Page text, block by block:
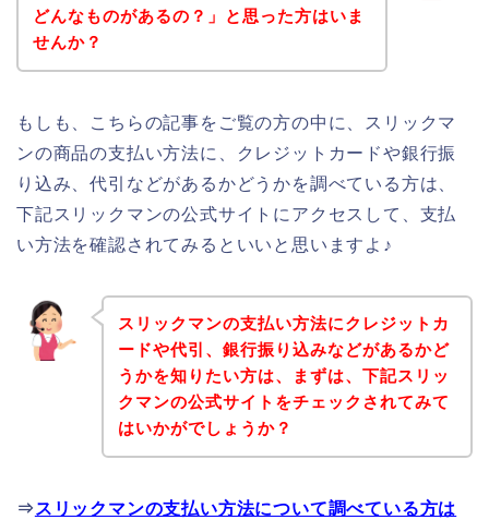
どんなものがあるの？」と思った方はいま
せんか？
もしも、こちらの記事をご覧の方の中に、スリックマ
ンの商品の支払い方法に、クレジットカードや銀行振
り込み、代引などがあるかどうかを調べている方は、
下記スリックマンの公式サイトにアクセスして、支払
い方法を確認されてみるといいと思いますよ♪
スリックマンの支払い方法にクレジットカ
ードや代引、銀行振り込みなどがあるかど
うかを知りたい方は、まずは、下記スリッ
クマンの公式サイトをチェックされてみて
はいかがでしょうか？
⇒ スリックマンの支払い方法について調べている方は